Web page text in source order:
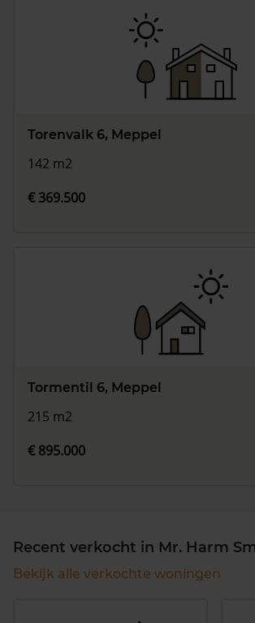
Torenvalk 6, Meppel
142 m2
€ 369.500
Tormentil 6, Meppel
215 m2
€ 895.000
Recent verkocht in Mr. Harm
Bekijk alle verkochte woningen